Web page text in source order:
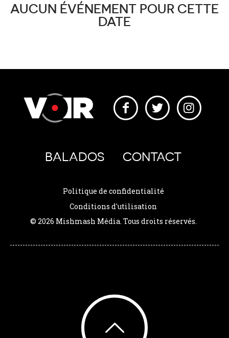
AUCUN ÉVÉNEMENT POUR CETTE
DATE
BALADOS CONTACT
Politique de confidentialité
Conditions d'utilisation
© 2026 Mishmash Média. Tous droits réservés.